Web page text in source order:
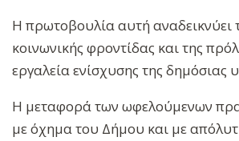
Η πρωτοβουλία αυτή αναδεικνύει
κοινωνικής φροντίδας και της
εργαλεία ενίσχυσης της δημόσιας
Η μεταφορά των ωφελούμενων
με όχημα του Δήμου και με